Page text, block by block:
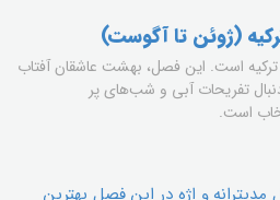
(ژوئن تا آگوست)
است. این فصل، بهشت عاشقان آفتاب
تفریحات آبی و شب‌های پر
است.
مدیترانه و اژه در این فصل بهترین